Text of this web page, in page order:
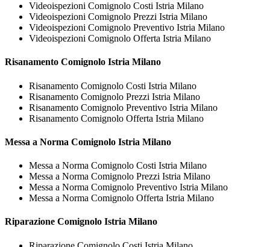
Videoispezioni Comignolo Costi Istria Milano
Videoispezioni Comignolo Prezzi Istria Milano
Videoispezioni Comignolo Preventivo Istria Milano
Videoispezioni Comignolo Offerta Istria Milano
Risanamento Comignolo Istria Milano
Risanamento Comignolo Costi Istria Milano
Risanamento Comignolo Prezzi Istria Milano
Risanamento Comignolo Preventivo Istria Milano
Risanamento Comignolo Offerta Istria Milano
Messa a Norma Comignolo Istria Milano
Messa a Norma Comignolo Costi Istria Milano
Messa a Norma Comignolo Prezzi Istria Milano
Messa a Norma Comignolo Preventivo Istria Milano
Messa a Norma Comignolo Offerta Istria Milano
Riparazione Comignolo Istria Milano